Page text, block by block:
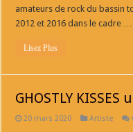
amateurs de rock du bassin
2012 et 2016 dans le cadre …
Lisez Plus
GHOSTLY
20 mars 2020 Artiste